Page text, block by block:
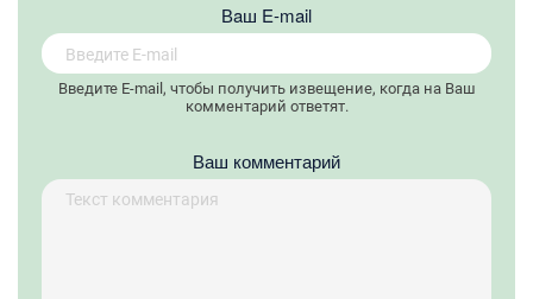
Вaш E-mail
Введите E-mail, чтобы получить извещение, когда на Ваш
комментарий ответят.
Ваш комментарий